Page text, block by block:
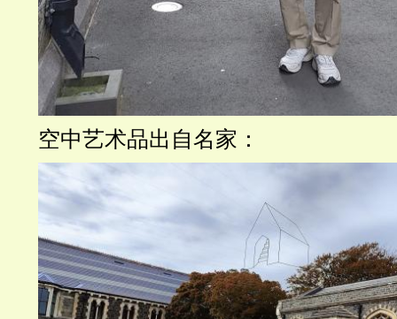
空中艺术品出自名家：